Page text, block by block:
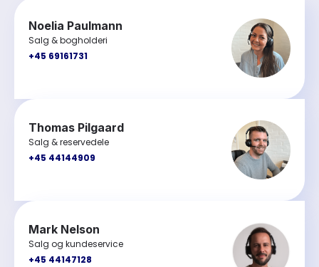
Noelia Paulmann
Salg & bogholderi
+45 69161731
Thomas Pilgaard
Salg & reservedele
+45 44144909
Mark Nelson
Salg og kundeservice
+45 44147128